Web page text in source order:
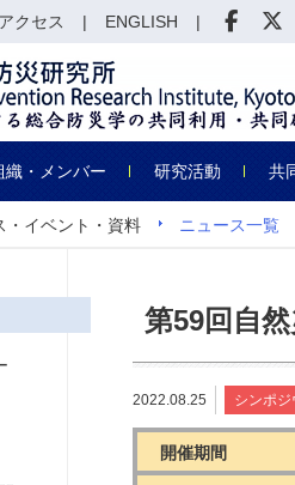
織・メンバー 研究活動 共
アクセス ENGLISH
・イベント・資料 ニュース一覧
第59回自
2022.08.25 シンポジ
開催期間